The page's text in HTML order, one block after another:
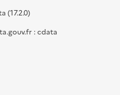
(17.2.0)
: cdata